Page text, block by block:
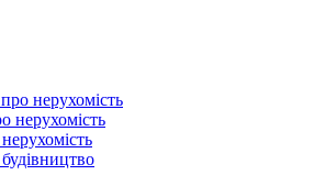
нерухомість
нерухомість